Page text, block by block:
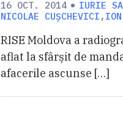
16 OCT. 2014 IURIE
NICOLAE CUȘCHEVICI ,
RISE Moldova a
aflat la sfârșit de
afacerile ascunse […]